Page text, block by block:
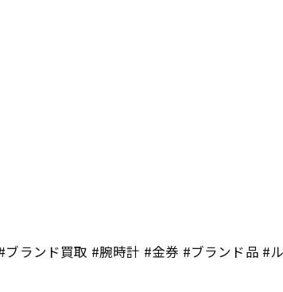
ランド買取 #腕時計 #金券 #ブランド品 #